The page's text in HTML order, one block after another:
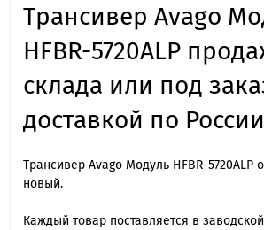
Трансивер Avago
HFBR-5720ALP
склада или под
доставкой по
Трансивер Avago Модуль HFBR-5720ALP
новый.
Каждый товар поставляется в